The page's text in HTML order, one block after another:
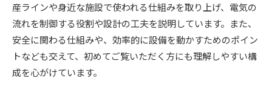
産ラインや身近な施設で使われる仕組みを取り上げ、電気の
流れを制御する役割や設計の工夫を説明しています。また、
安全に関わる仕組みや、効率的に設備を動かすためのポイン
トなども交えて、初めてご覧いただく方にも理解しやすい構
成を心がけています。